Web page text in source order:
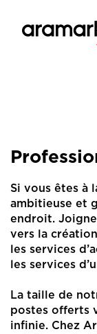
Jobs
(fr_CA)
Si vous êtes à
ambitieuse et
endroit.
vers la
les services
les services
La taille de
postes offerts
infinie. Chez